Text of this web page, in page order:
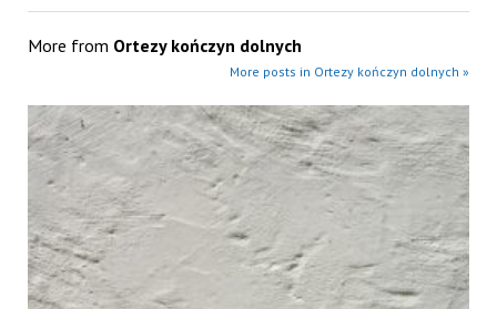
More from Ortezy kończyn dolnych
More posts in Ortezy kończyn dolnych »